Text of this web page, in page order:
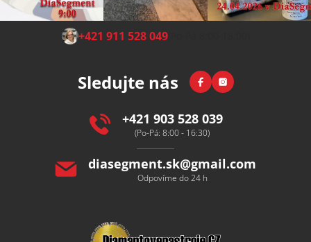
Z +421 911 528 049(Po-Pá 8:00-15:00)
Sledujte nás FacebookInstagram
+421 903 528 039
(Po-Pá: 8:00 - 16:30)
diasegment.sk@gmail.com
Odpovíme do 24 h